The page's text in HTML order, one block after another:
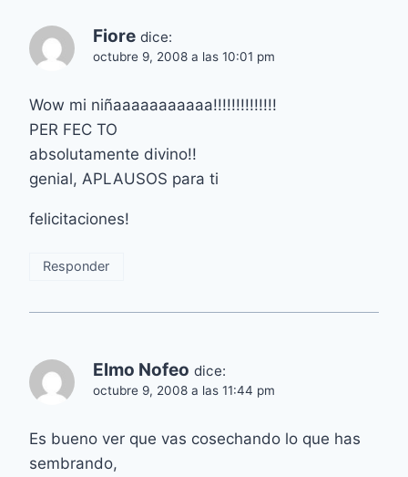
Fiore dice:
octubre 9, 2008 a las 10:01 pm
Wow mi niñaaaaaaaaaaa!!!!!!!!!!!!!!
PER FEC TO
absolutamente divino!!
genial, APLAUSOS para ti
felicitaciones!
Responder
Elmo Nofeo dice:
octubre 9, 2008 a las 11:44 pm
Es bueno ver que vas cosechando lo que has
sembrando,